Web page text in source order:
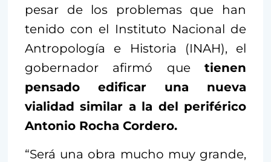
pesar de los problemas que han
tenido con el Instituto Nacional de
Antropología e Historia (INAH), el
gobernador afirmó que tienen
pensado edificar una nueva
vialidad similar a la del periférico
Antonio Rocha Cordero.
“Será una obra mucho muy grande,